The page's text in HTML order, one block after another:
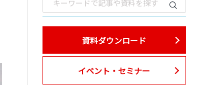
資料ダウンロード
イベント・セミナー